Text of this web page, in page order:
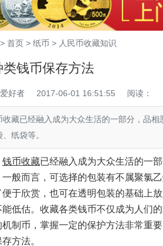
首页 > 纸币 > 人民币收藏知识
类钱币保存方法
好者 2017-06-01 16:51:55 阅读：
已经融入成为大众生活的一部分，品相
纸袋等。
钱币收藏已经融入成为大众生活的一
一般而言，可选择的包装有不属聚氯
便于欣赏，也可在透明包装的基础上
低估。收藏各类钱币不仅成为人们
机制币，掌握一定的保护方法非常重
方法。